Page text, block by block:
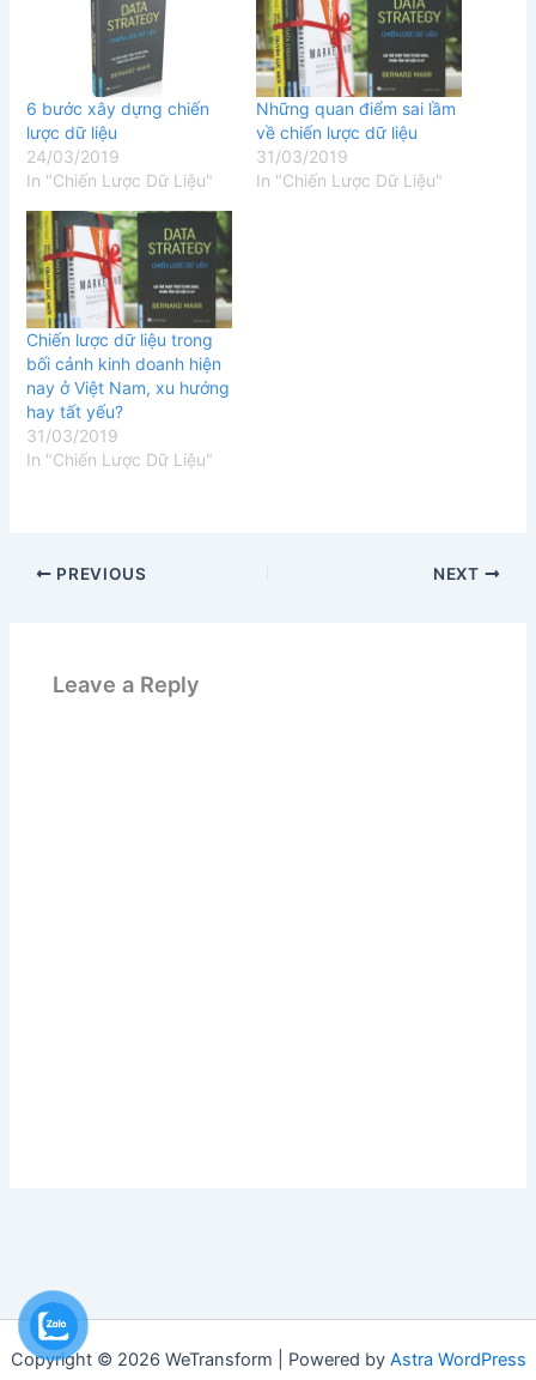
6 bước xây dựng chiến
lược dữ liệu
24/03/2019
In "Chiến Lược Dữ Liệu"
Những quan điểm sai lầm
về chiến lược dữ liệu
31/03/2019
In "Chiến Lược Dữ Liệu"
Chiến lược dữ liệu trong
bối cảnh kinh doanh hiện
nay ở Việt Nam, xu hướng
hay tất yếu?
31/03/2019
In "Chiến Lược Dữ Liệu"
PREVIOUS NEXT
Leave a Reply
Copyright © 2026 WeTransform | Powered by Astra WordPress